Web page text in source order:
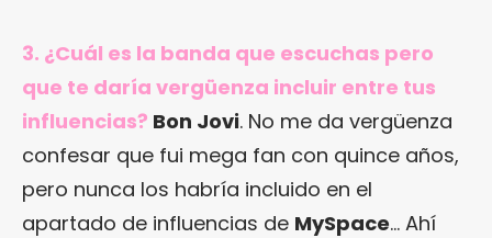
3. ¿Cuál es la banda que escuchas pero
que te daría vergüenza incluir entre tus
influencias? Bon Jovi. No me da vergüenza
confesar que fui mega fan con quince años,
pero nunca los habría incluido en el
apartado de influencias de MySpace… Ahí